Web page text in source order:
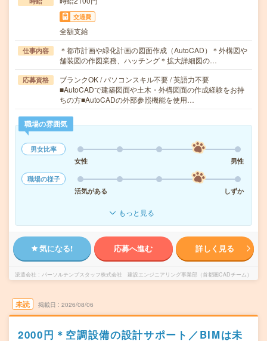
交通費
全額支給
仕事内容
＊都市計画や緑化計画の図面作成（AutoCAD）＊外構図や
舗装図の作図業務、ハッチング＊拡大詳細図の…
応募資格
ブランクOK / パソコンスキル不要 / 英語力不要
■AutoCADで建築図面や土木・外構図面の作成経験をお持
ちの方■AutoCADの外部参照機能を使用…
職場の雰囲気
男女比率
女性
男性
職場の様子
活気がある
しずか
もっと見る
気になる! 応募へ進む 詳しく見る
派遣会社 パーソルテンプスタッフ株式会社 建設エンジニアリング事業部（首都圏CADチーム）
未読 掲載日 2026/08/06
2000円＊空調設備の設計サポート／BIMは未